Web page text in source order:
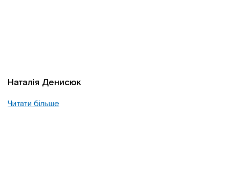
Наталія Денисюк
Читати більше